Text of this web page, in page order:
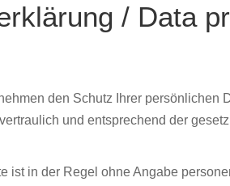
/ Data
den Schutz Ihrer persönlichen
und entsprechend der
ist in der Regel ohne Angabe